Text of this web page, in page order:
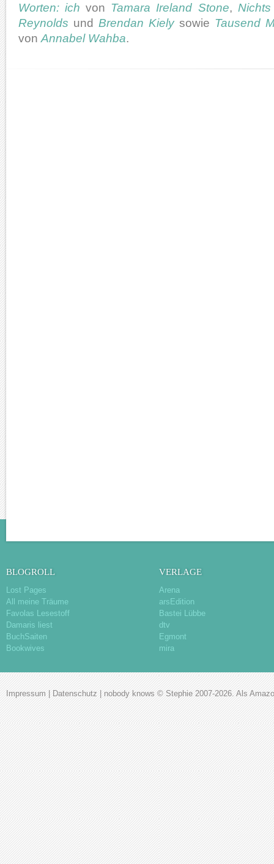
Worten: ich von Tamara Ireland Stone,
Reynolds und Brendan Kielysowie Tausend
von Annabel Wahba.
BLOGROLL
Lost Pages
All meine Träume
Favolas Lesestoff
Damaris liest
BuchSaiten
Bookwives
VERLAGE
Arena
arsEdition
Bastei Lübbe
dtv
Egmont
mira
Impressum Datenschutz nobody knows © Stephie 2007-2026. Als